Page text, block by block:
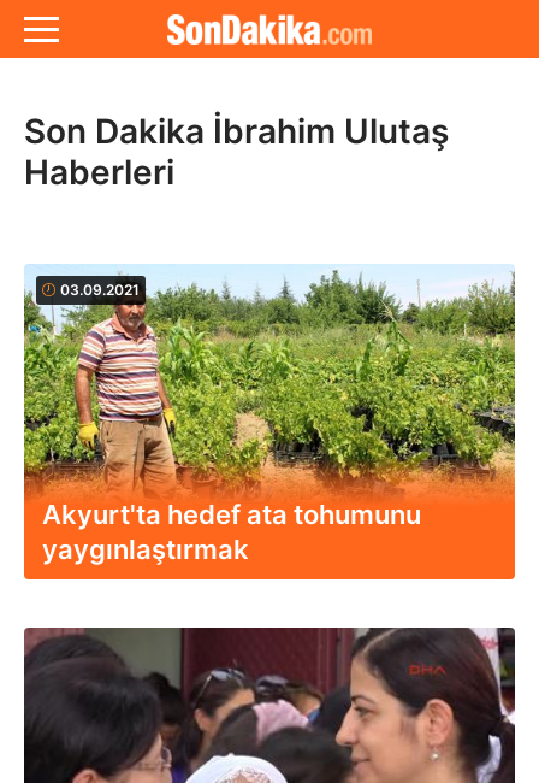
Son Dakika İbrahim Ulutaş
Haberleri
03.09.2021
Akyurt'ta hedef ata tohumunu
yaygınlaştırmak
03.08.2017